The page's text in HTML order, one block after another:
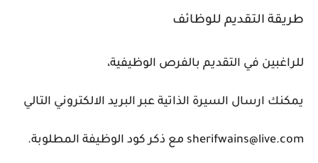
طريقة التقديم للوظائف
للراغبين في التقديم بالفرص الوظيفية،
يمكنك ارسال السيرة الذاتية عبر البريد الالكتروني التالي
sherifwains@live.com مع ذكر كود الوظيفة المطلوبة.